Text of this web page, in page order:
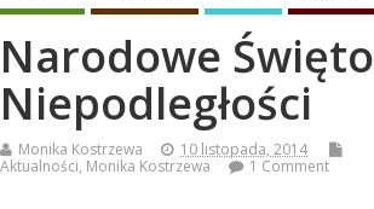
Narodowe Święto
Niepodległości
Monika Kostrzewa
10 listopada, 2014
Aktualności, Monika Kostrzewa 1 Comment